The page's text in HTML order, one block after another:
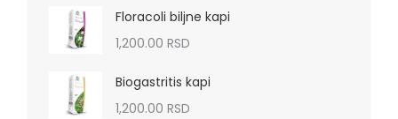
Floracoli biljne kapi
1,200.00 RSD
Biogastritis kapi
1,200.00 RSD